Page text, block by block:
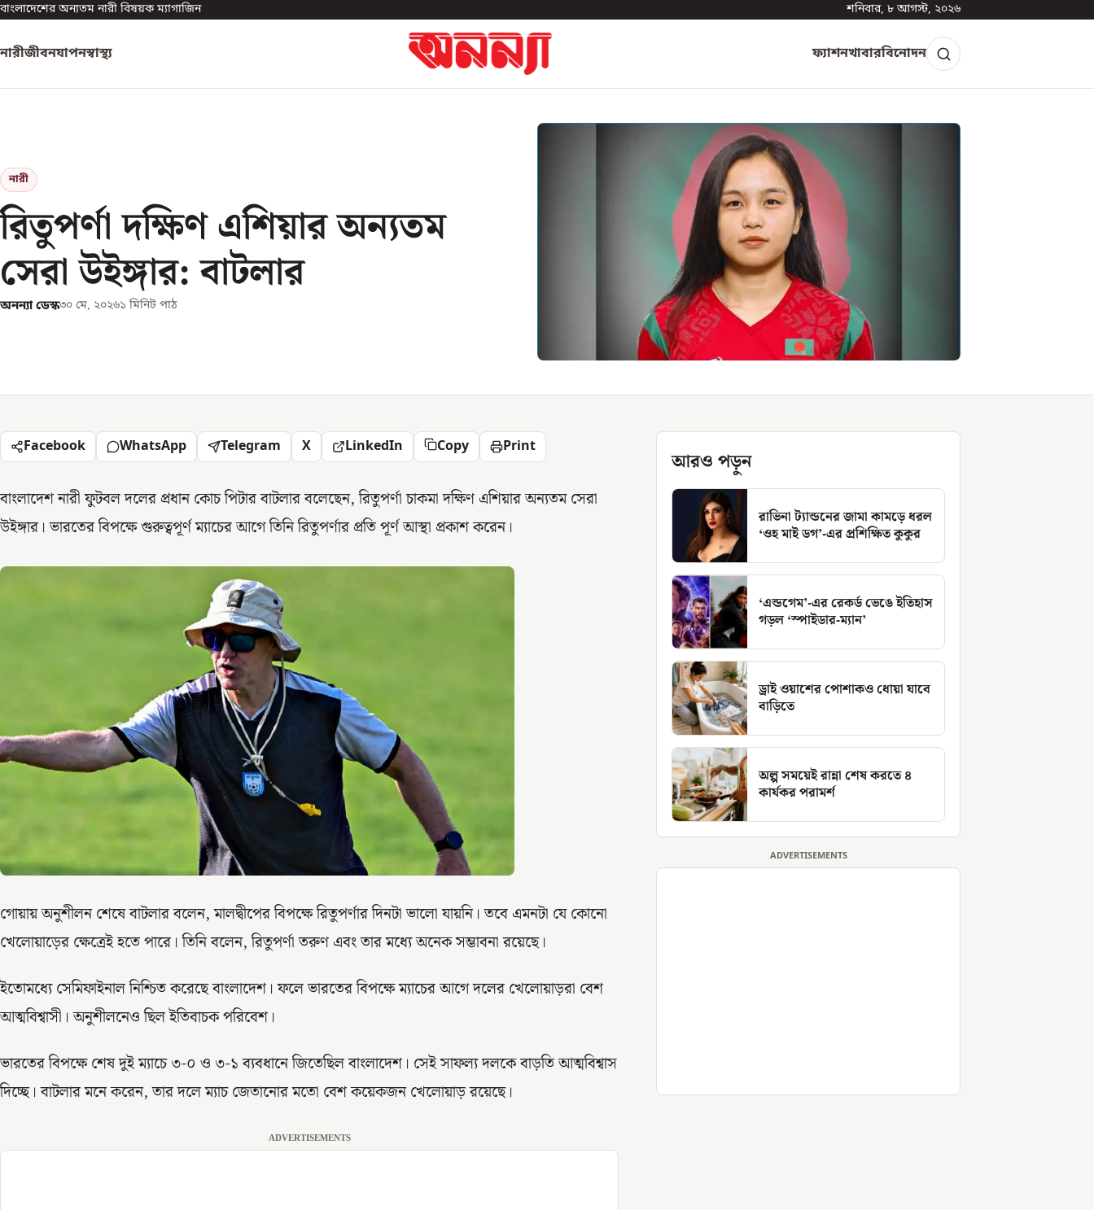
বাংলাদেশের অন্যতম নারী বিষয়ক ম্যাগাজিন শনিবার, ৮ আগস্ট, ২০২৬
নারীজীবনযাপনস্বাস্থ্য ফ্যাশনখাবারবিনোদন
নারী
রিতুপর্ণা দক্ষিণ এশিয়ার অন্যতম
সেরা উইঙ্গার: বাটলার
অনন্যা ডেস্ক৩০ মে, ২০২৬১ মিনিট পাঠ
Facebook WhatsApp Telegram X LinkedIn Copy Print
বাংলাদেশ নারী ফুটবল দলের প্রধান কোচ পিটার বাটলার বলেছেন, রিতুপর্ণা চাকমা দক্ষিণ এশিয়ার অন্যতম সেরা
উইঙ্গার। ভারতের বিপক্ষে গুরুত্বপূর্ণ ম্যাচের আগে তিনি রিতুপর্ণার প্রতি পূর্ণ আস্থা প্রকাশ করেন।
গোয়ায় অনুশীলন শেষে বাটলার বলেন, মালদ্বীপের বিপক্ষে রিতুপর্ণার দিনটা ভালো যায়নি। তবে এমনটা যে কোনো
খেলোয়াড়ের ক্ষেত্রেই হতে পারে। তিনি বলেন, রিতুপর্ণা তরুণ এবং তার মধ্যে অনেক সম্ভাবনা রয়েছে।
ইতোমধ্যে সেমিফাইনাল নিশ্চিত করেছে বাংলাদেশ। ফলে ভারতের বিপক্ষে ম্যাচের আগে দলের খেলোয়াড়রা বেশ
আত্মবিশ্বাসী। অনুশীলনেও ছিল ইতিবাচক পরিবেশ।
ভারতের বিপক্ষে শেষ দুই ম্যাচে ৩-০ ও ৩-১ ব্যবধানে জিতেছিল বাংলাদেশ। সেই সাফল্য দলকে বাড়তি আত্মবিশ্বাস
দিচ্ছে। বাটলার মনে করেন, তার দলে ম্যাচ জেতানোর মতো বেশ কয়েকজন খেলোয়াড় রয়েছে।
ADVERTISEMENTS
আরও পড়ুন
রাভিনা ট্যান্ডনের জামা কামড়ে ধরল
‘ওহ মাই ডগ’-এর প্রশিক্ষিত কুকুর
‘এন্ডগেম’-এর রেকর্ড ভেঙে ইতিহাস
গড়ল ‘স্পাইডার-ম্যান’
ড্রাই ওয়াশের পোশাকও ধোয়া যাবে
বাড়িতে
অল্প সময়েই রান্না শেষ করতে ৪
কার্যকর পরামর্শ
ADVERTISEMENTS